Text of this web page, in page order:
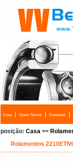
Casa Quem Somos Contactos
posição: Casa >>
Rolamentos